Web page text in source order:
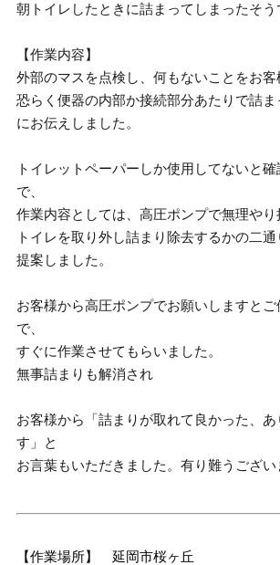
朝トイレしたときに詰まってしまったそう
【作業内容】
外部のマスを点検し、何もないことをお客
恐らく便器の内部か接続部分あたりで詰
にお伝えしました。
トイレットペーパーしか使用してないと
で、
作業内容としては、高圧ポンプで無理やり
トイレを取り外し詰まり除去するかの二
提案しました。
お客様から高圧ポンプでお願いしますと
で、
すぐに作業させてもらいました。
無事詰まりも解消され
お客様から「詰まりが取れて良かった、あ
す」と
お言葉もいただきました。有り難うござい
【作業場所】 延岡市桜ヶ丘